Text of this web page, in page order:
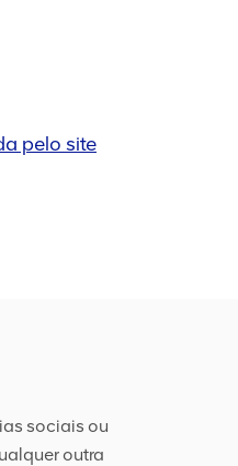
pelo site
sociais ou
outra